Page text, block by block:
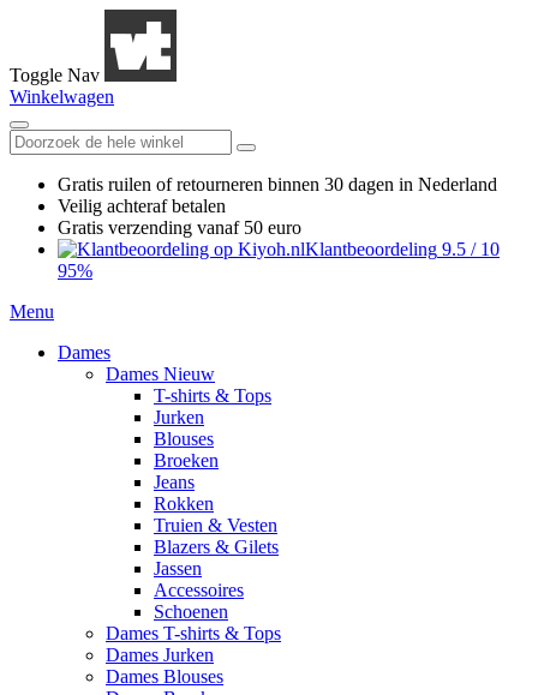
Toggle Nav
Winkelwagen
Gratis ruilen of retourneren binnen 30 dagen in Nederland
Veilig achteraf betalen
Gratis verzending vanaf 50 euro
Klantbeoordeling 9.5 / 10
95%
Menu
Dames
Dames Nieuw
T-shirts & Tops
Jurken
Blouses
Broeken
Jeans
Rokken
Truien & Vesten
Blazers & Gilets
Jassen
Accessoires
Schoenen
Dames T-shirts & Tops
Dames Jurken
Dames Blouses